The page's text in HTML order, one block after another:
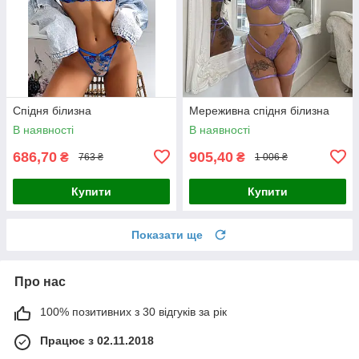
Спідня білизна
В наявності
686,70 ₴ 763 ₴
Купити
Мереживна спідня білизна
В наявності
905,40 ₴ 1 006 ₴
Купити
Показати ще
Про нас
100% позитивних з 30 відгуків за рік
Працює з 02.11.2018